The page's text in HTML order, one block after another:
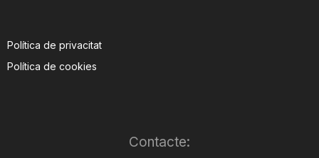
Política de privacitat
Política de cookies
Contacte: